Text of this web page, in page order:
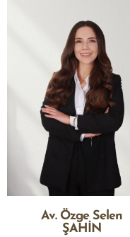
Av. Özge Selen
ŞAHİN